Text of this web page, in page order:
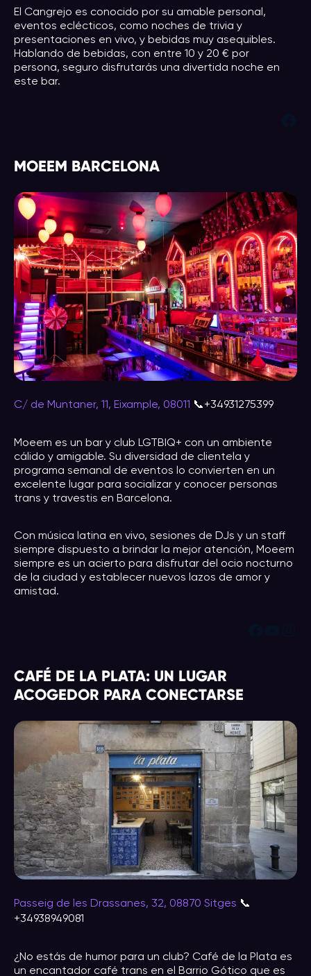
El Cangrejo es conocido por su amable personal,
eventos eclécticos, como noches de trivia y
presentaciones en vivo, y bebidas muy asequibles.
Hablando de bebidas, con entre 10 y 20 € por
persona, seguro disfrutarás una divertida noche en
este bar.
MOEEM BARCELONA
C/ de Muntaner, 11, Eixample, 08011 📞+34931275399
Moeem es un bar y club LGTBIQ+ con un ambiente
cálido y amigable. Su diversidad de clientela y
programa semanal de eventos lo convierten en un
excelente lugar para socializar y conocer personas
trans y travestis en Barcelona.
Con música latina en vivo, sesiones de DJs y un staff
siempre dispuesto a brindar la mejor atención, Moeem
siempre es un acierto para disfrutar del ocio nocturno
de la ciudad y establecer nuevos lazos de amor y
amistad.
CAFÉ DE LA PLATA: UN LUGAR
ACOGEDOR PARA CONECTARSE
Passeig de les Drassanes, 32, 08870 Sitges 📞
+34938949081
¿No estás de humor para un club? Café de la Plata es
un encantador café trans en el Barrio Gótico que es